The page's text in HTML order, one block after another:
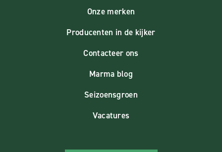
Onze merken
Producenten in de kijker
Contacteer ons
Marma blog
Seizoensgroen
Vacatures